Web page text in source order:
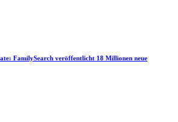
FamilySearch veröffentlicht 18 Millionen neue